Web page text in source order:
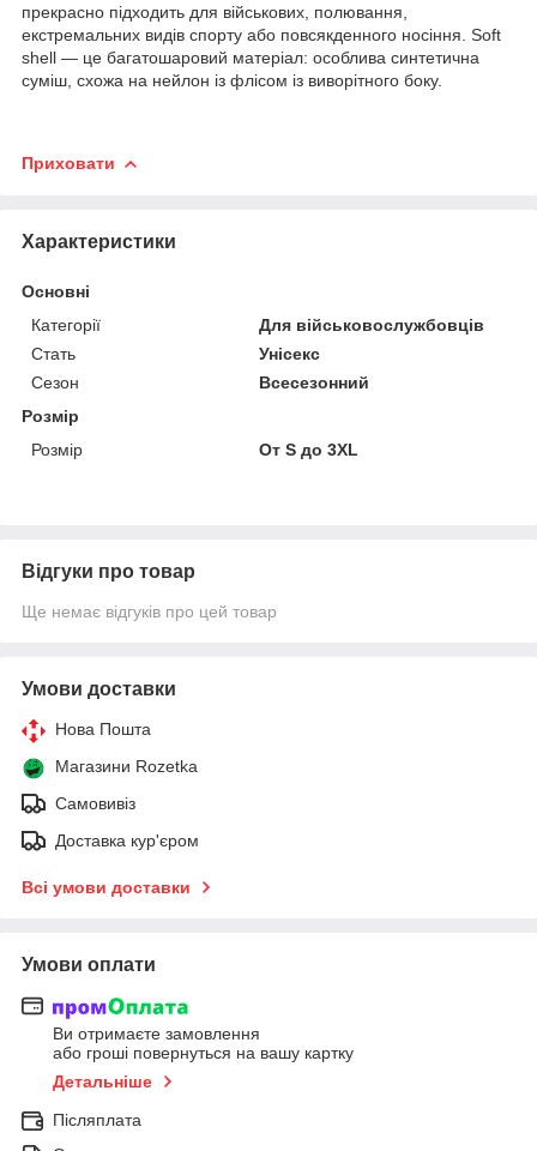
прекрасно підходить для військових, полювання,
екстремальних видів спорту або повсякденного носіння. Soft
shell — це багатошаровий матеріал: особлива синтетична
суміш, схожа на нейлон із флісом із виворітного боку.
Приховати
Характеристики
Основні
Категорії
Для військовослужбовців
Стать
Унісекс
Сезон
Всесезонний
Розмір
Розмір
От S до 3XL
Відгуки про товар
Ще немає відгуків про цей товар
Умови доставки
Нова Пошта
Магазини Rozetka
Самовивіз
Доставка кур'єром
Всі умови доставки
Умови оплати
Ви отримаєте замовлення
або гроші повернуться на вашу картку
Детальніше
Післяплата